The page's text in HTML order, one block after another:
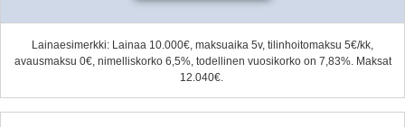
Lainaesimerkki: Lainaa 10.000€, maksuaika 5v, tilinhoitomaksu 5€/kk,
avausmaksu 0€, nimelliskorko 6,5%, todellinen vuosikorko on 7,83%. Maksat
12.040€.